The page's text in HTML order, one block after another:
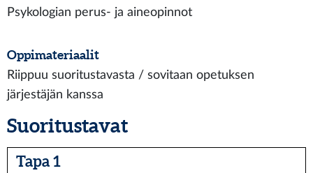
Psykologian perus- ja aineopinnot
Oppimateriaalit
Riippuu suoritustavasta / sovitaan opetuksen
järjestäjän kanssa
Suoritustavat
Tapa 1